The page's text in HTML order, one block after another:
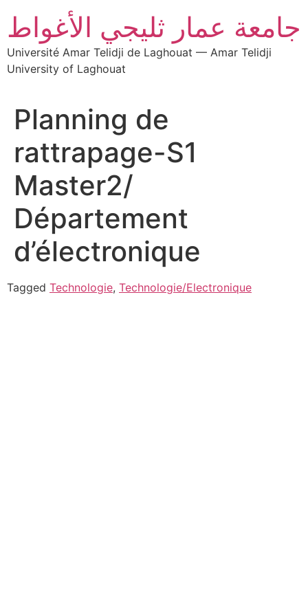
جامعة عمار ثليجي الأغواط
Université Amar Telidji de Laghouat — Amar Telidji
University of Laghouat
Planning de
rattrapage-S1
Master2/
Département
d’électronique
Tagged Technologie, Technologie/Electronique